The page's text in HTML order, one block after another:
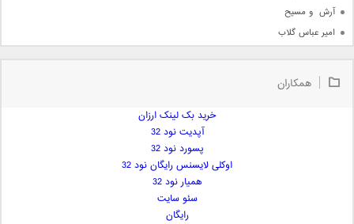
آرش  و مسیح
امیر عباس گلاب
امیر علی
همکاران
خرید بک لینک ارزان
آپدیت نود 32
پسورد نود 32
اوکلی لایسنس رایگان نود 32
همیار نود 32
سئو سایت
رایگان